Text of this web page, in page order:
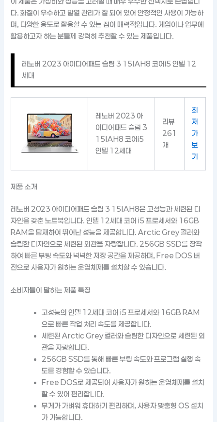
다. 화질이 우수하고 발열 관리가 잘 되어 있어 안정적인 사용이 가능하
며, 다양한 용도로 활용할 수 있는 점이 매력적입니다. 게임이나 업무에
활용하고자 하는 분들께 강력히 추천할 수 있는 제품입니다.
레노버 2023 아이디어패드 슬림 3 15IAH8 코어i5 인텔 12
세대
레노버 2023 아
이디어패드 슬림 3
15IAH8 코어i5
인텔 12세대
리뷰
261
개
최
저
가
보
기
제품 소개
레노버 2023 아이디어패드 슬림 3 15IAH8은 고성능과 세련된 디
자인을 갖춘 노트북입니다. 인텔 12세대 코어 i5 프로세서와 16GB
RAM을 탑재하여 뛰어난 성능을 제공합니다. Arctic Grey 컬러와
슬림한 디자인으로 세련된 외관을 자랑합니다. 256GB SSD를 장착
하여 빠른 부팅 속도와 넉넉한 저장 공간을 제공하며, Free DOS 버
전으로 사용자가 원하는 운영체제를 설치할 수 있습니다.
소비자들이 말하는 제품 특징
고성능의 인텔 12세대 코어 i5 프로세서와 16GB RAM
으로 빠른 작업 처리 속도를 제공합니다.
세련된 Arctic Grey 컬러와 슬림한 디자인으로 세련된 외
관을 자랑합니다.
256GB SSD를 통해 빠른 부팅 속도와 프로그램 실행 속
도를 경험할 수 있습니다.
Free DOS로 제공되어 사용자가 원하는 운영체제를 설치
할 수 있어 편리합니다.
무게가 가벼워 휴대하기 편리하며, 사용자 맞춤형 OS 설치
가 가능합니다.